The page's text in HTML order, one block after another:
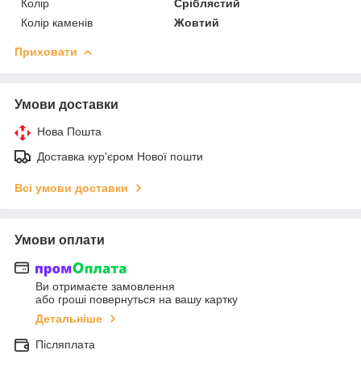
Колір
Сріблястий
Колір каменів
Жовтий
Приховати
Умови доставки
Нова Пошта
Доставка кур'єром Нової пошти
Всі умови доставки
Умови оплати
Ви отримаєте замовлення
або гроші повернуться на вашу картку
Детальніше
Післяплата